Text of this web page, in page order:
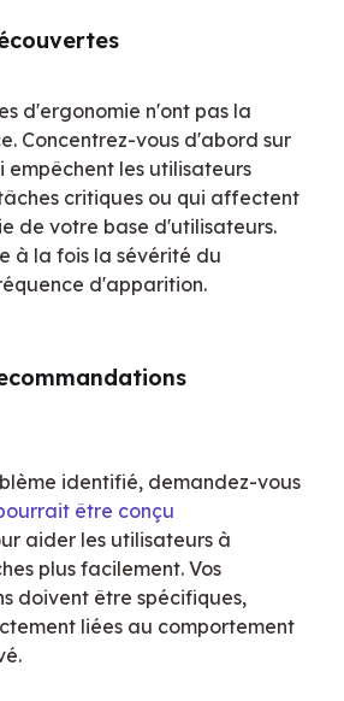
d'ergonomie n'ont pas la
Concentrez-vous d'abord sur
empêchent les utilisateurs
critiques ou qui affectent
de votre base d'utilisateurs.
à la fois la sévérité du
d'apparition.
être conçu
aider les utilisateurs à
plus facilement. Vos
doivent être spécifiques,
liées au comportement